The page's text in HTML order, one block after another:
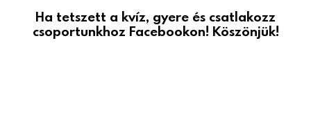
Ha tetszett a kvíz, gyere és csatlakozz
csoportunkhoz Facebookon! Köszönjük!